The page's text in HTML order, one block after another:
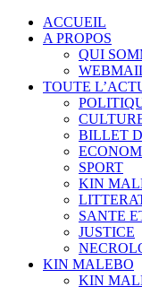
ACCUEIL
A PROPOS
QUI
TOUTE
BILLET
SPORT
KIN
SANTE
JUSTICE
KIN MALEBO
KIN